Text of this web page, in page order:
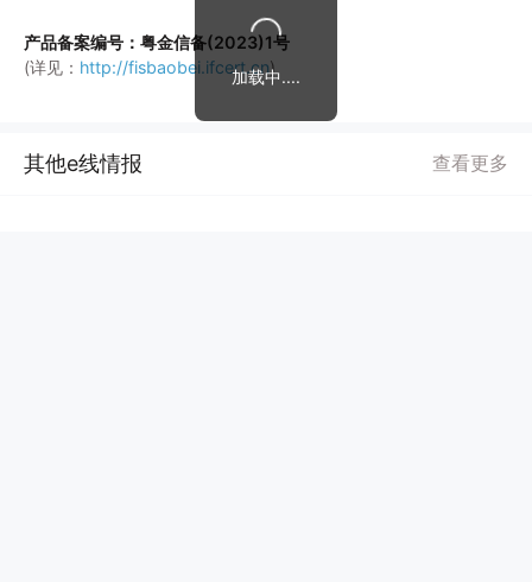
产品备案编号：粤金信备(2023)1号
(详见： http://fisbaobei.ifcert.cn)
其他e线情报 查看更多
加载中....